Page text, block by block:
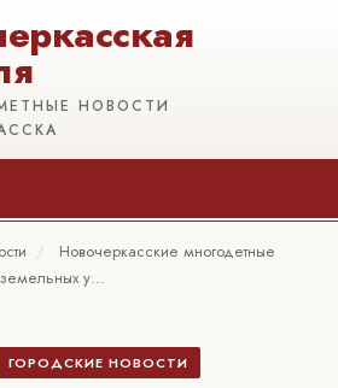
НОВОСТИ
/
Новочеркасские многодетные
у…
ГОРОДСКИЕ НОВОСТИ